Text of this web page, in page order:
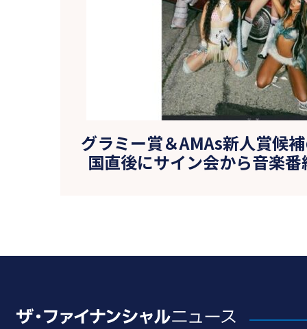
グラミー賞＆AMAs新人賞候
国直後にサイン会から音楽